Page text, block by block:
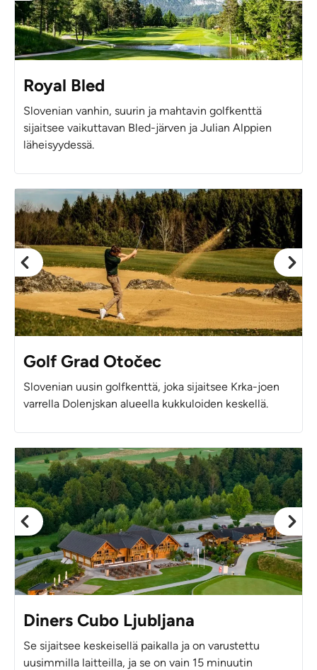
Royal Bled
Slovenian vanhin, suurin ja mahtavin golfkenttä
sijaitsee vaikuttavan Bled-järven ja Julian Alppien
läheisyydessä.
Golf Grad Otočec
Slovenian uusin golfkenttä, joka sijaitsee Krka-joen
varrella Dolenjskan alueella kukkuloiden keskellä.
Diners Cubo Ljubljana
Se sijaitsee keskeisellä paikalla ja on varustettu
uusimmilla laitteilla, ja se on vain 15 minuutin